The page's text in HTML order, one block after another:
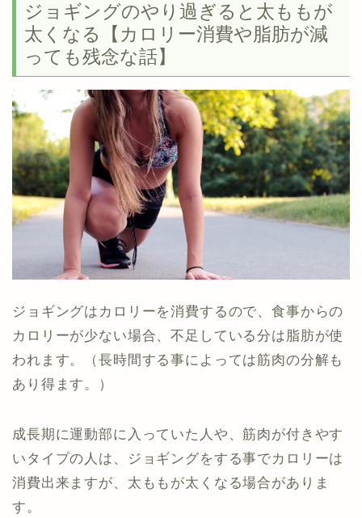
ジョギングのやり過ぎると太ももが
太くなる【カロリー消費や脂肪が減
っても残念な話】
ジョギングはカロリーを消費するので、食事からの
カロリーが少ない場合、不足している分は脂肪が使
われます。（長時間する事によっては筋肉の分解も
あり得ます。）
成長期に運動部に入っていた人や、筋肉が付きやす
いタイプの人は、ジョギングをする事でカロリーは
消費出来ますが、太ももが太くなる場合がありま
す。